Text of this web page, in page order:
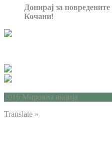
Донирај за
Кочани!
2016 Мировна акција
Translate »